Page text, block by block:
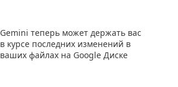
Gemini теперь может держать вас
в курсе последних изменений в
ваших файлах на Google Диске